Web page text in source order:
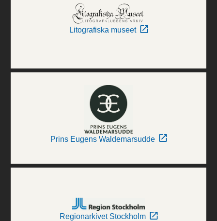
Litografiska museet
Prins Eugens Waldemarsudde
Regionarkivet Stockholm